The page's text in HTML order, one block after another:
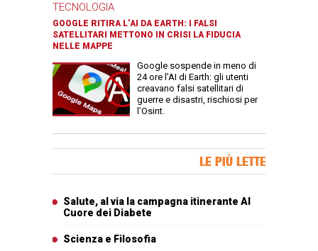
TECNOLOGIA
GOOGLE RITIRA L’AI DA EARTH: I FALSI
SATELLITARI METTONO IN CRISI LA FIDUCIA
NELLE MAPPE
Google sospende in meno di
24 ore l’AI di Earth: gli utenti
creavano falsi satellitari di
guerre e disastri, rischiosi per
l’Osint.
LE PIÙ LETTE
Salute, al via la campagna itinerante Al
Cuore dei Diabete
Scienza e Filosofia